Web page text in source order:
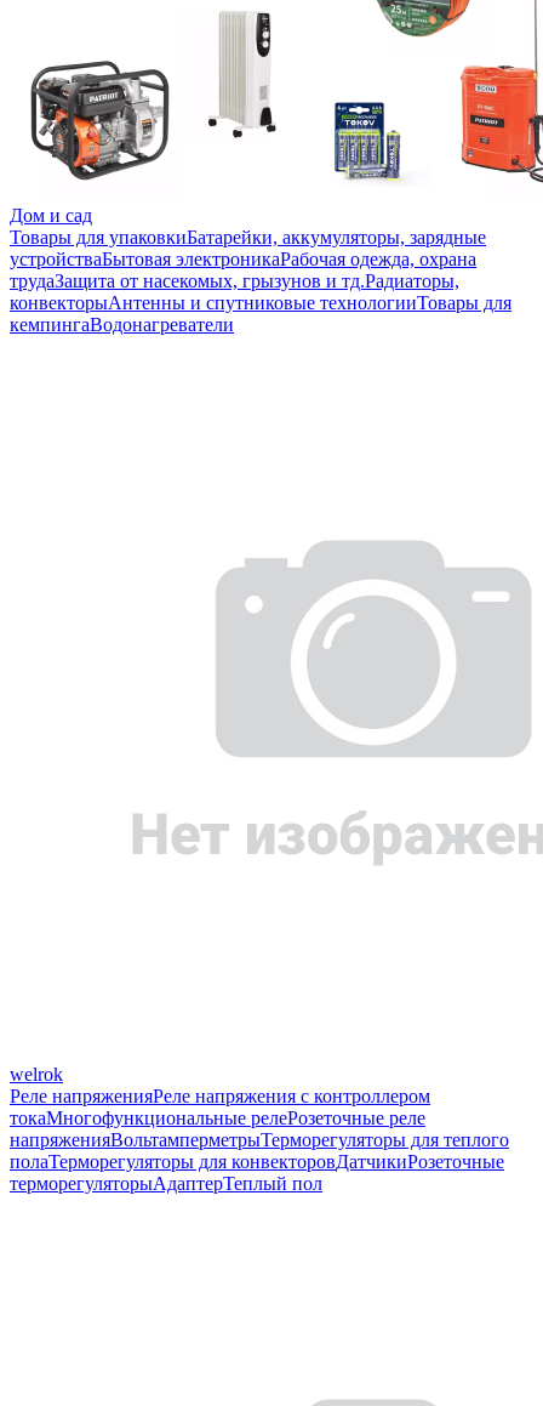
Дом и сад
Товары для упаковкиБатарейки, аккумуляторы, зарядные
устройстваБытовая электроникаРабочая одежда, охрана
трудаЗащита от насекомых, грызунов и тд.Радиаторы,
конвекторыАнтенны и спутниковые технологииТовары для
кемпингаВодонагреватели
welrok
Реле напряженияРеле напряжения с контроллером
токаМногофункциональные релеРозеточные реле
напряженияВольтамперметрыТерморегуляторы для теплого
полаТерморегуляторы для конвекторовДатчикиРозеточные
терморегуляторыАдаптерТеплый пол